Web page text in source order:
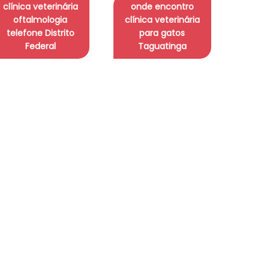
clínica veterinária
oftalmologia
telefone Distrito
Federal
onde encontro
clínica veterinária
para gatos
Taguatinga